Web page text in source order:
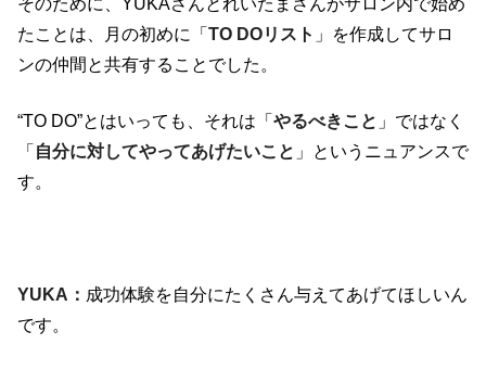
たことは、月の初めに「 TO DOリスト 」を作成してサロ
ンの仲間と共有することでした。
“TO DO”とはいっても、それは「 やるべきこと 」ではなく
「 自分に対してやってあげたいこと 」というニュアンスで
す。
YUKA： 成功体験を自分にたくさん与えてあげてほしいん
です。